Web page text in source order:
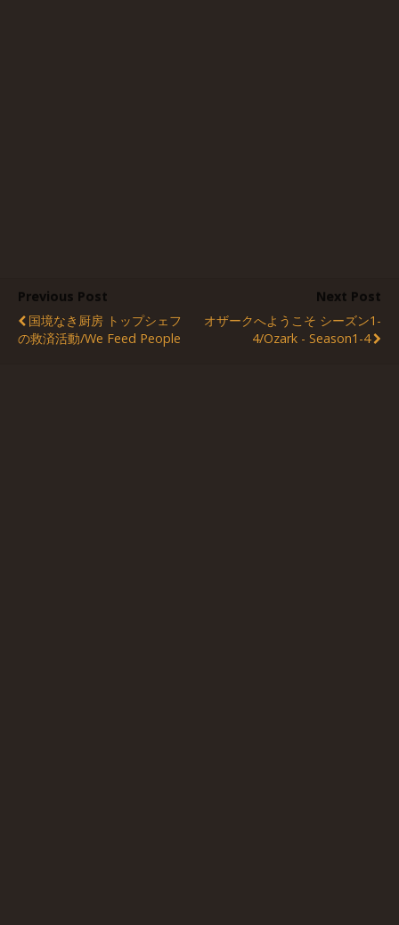
Previous Post
国境なき厨房 トップシェフ
の救済活動/We Feed People
Next Post
オザークへようこそ シーズン1-
4/Ozark - Season1-4